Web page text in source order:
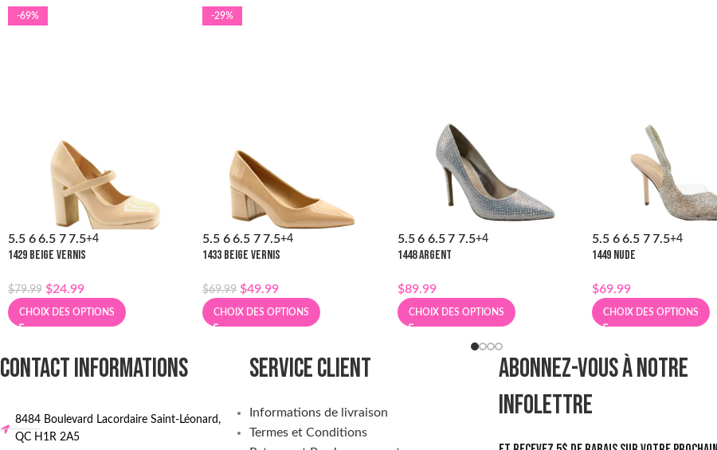
-69%
5.5 6 6.5 7 7.5+4
1429 BEIGE VERNIS
$79.99 $24.99
CHOIX DES OPTIONS
-29%
5.5 6 6.5 7 7.5+4
1433 BEIGE VERNIS
$69.99 $49.99
CHOIX DES OPTIONS
5.5 6 6.5 7 7.5+4
1448 ARGENT
$89.99
CHOIX DES OPTIONS
5.5 6 6.5 7 7.5+4
1449 NUDE
$69.99
CHOIX DES OPTIONS
CONTACT INFORMATIONS
8484 Boulevard Lacordaire Saint-Léonard,
QC H1R 2A5
SERVICE CLIENT
Informations de livraison
Termes et Conditions
ABONNEZ-VOUS À NOTRE
INFOLETTRE